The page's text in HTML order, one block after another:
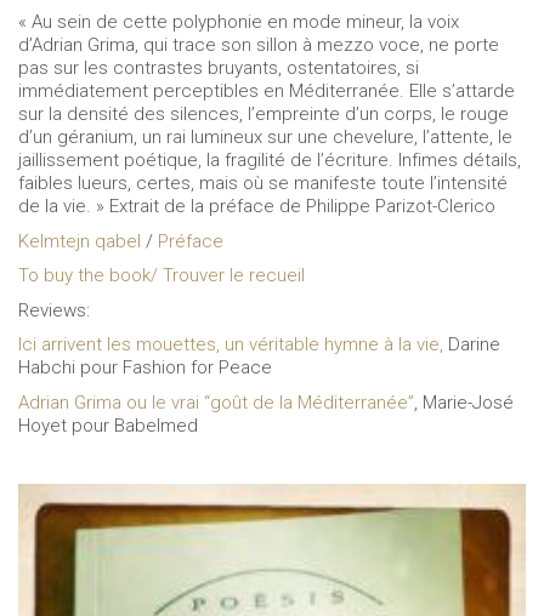
« Au sein de cette polyphonie en mode mineur, la voix
d’Adrian Grima, qui trace son sillon à mezzo voce, ne porte
pas sur les contrastes bruyants, ostentatoires, si
immédiatement perceptibles en Méditerranée. Elle s’attarde
sur la densité des silences, l’empreinte d’un corps, le rouge
d’un géranium, un rai lumineux sur une chevelure, l’attente, le
jaillissement poétique, la fragilité de l’écriture. Infimes détails,
faibles lueurs, certes, mais où se manifeste toute l’intensité
de la vie. » Extrait de la préface de Philippe Parizot-Clerico
Kelmtejn qabel / Préface
To buy the book/ Trouver le recueil
Reviews:
Ici arrivent les mouettes, un véritable hymne à la vie, Darine
Habchi pour Fashion for Peace
Adrian Grima ou le vrai “goût de la Méditerranée” , Marie-José
Hoyet pour Babelmed